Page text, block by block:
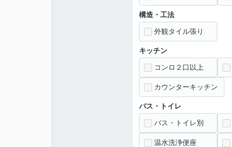
構造・工法
外観タイル張り
キッチン
コンロ２口以上
カウンターキッチン
バス・トイレ
バス・トイレ別
温水洗浄便座